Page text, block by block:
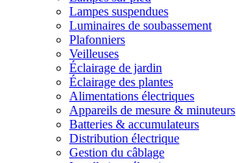
Lampes suspendues
Luminaires de soubassement
Plafonniers
Veilleuses
Éclairage de jardin
Éclairage des plantes
Alimentations électriques
Appareils de mesure & minuteurs
Batteries & accumulateurs
Distribution électrique
Gestion du câblage